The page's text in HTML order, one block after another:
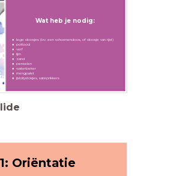
Wat heb je nodig:
lege doosjes (bv. een schoenendoos, of doosje van rijst)
potlood
verf
lijm
zand
penselen
waterbeker
mengpalet
ijslollystokjes, satéprikkers
Oriëntatie